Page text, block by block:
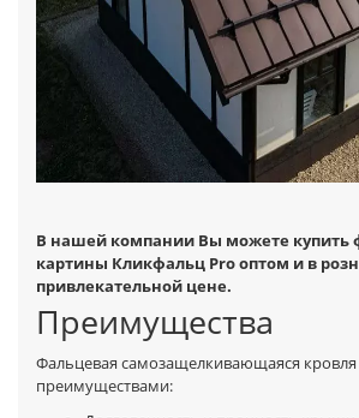
В нашей компании Вы можете купить
картины Кликфальц Pro оптом и в
привлекательной цене.
Преимущества
Фальцевая самозащелкивающаяся кровля
преимуществами: